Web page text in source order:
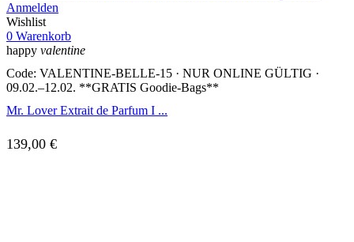
Anmelden
Wishlist
0 Warenkorb
happy valentine
Code: VALENTINE-BELLE-15 · NUR ONLINE GÜLTIG ·
09.02.–12.02. **GRATIS Goodie-Bags**
Mr. Lover Extrait de Parfum I ...
139,00 €